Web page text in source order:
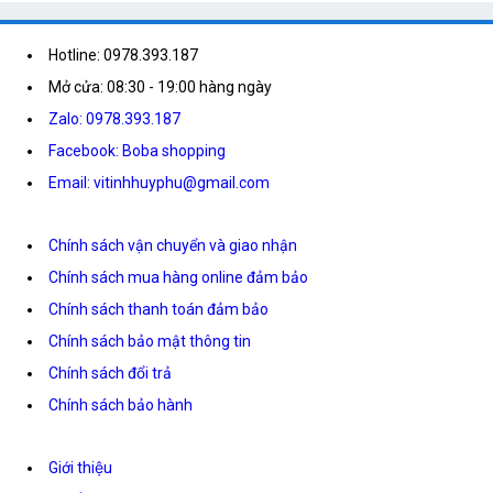
Hotline: 0978.393.187
Mở cửa: 08:30 - 19:00 hàng ngày
Zalo: 0978.393.187
Facebook: Boba shopping
Email: vitinhhuyphu@gmail.com
Chính sách vận chuyển và giao nhận
Chính sách mua hàng online đảm bảo
Chính sách thanh toán đảm bảo
Chính sách bảo mật thông tin
Chính sách đổi trả
Chính sách bảo hành
Giới thiệu